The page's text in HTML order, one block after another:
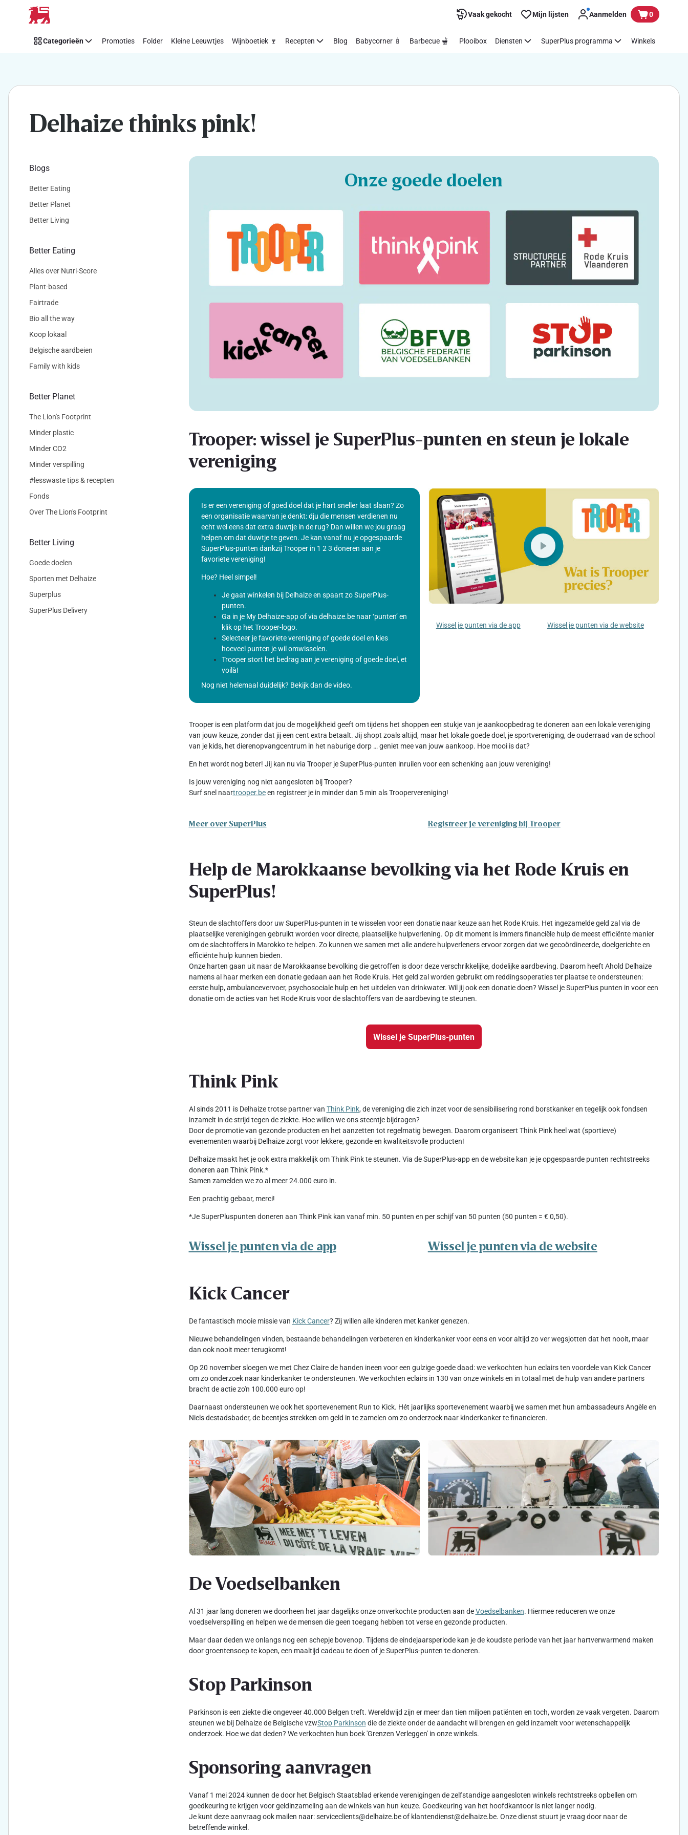
Overslaan
Makkelijk
Vaak gekocht Mijn lijsten Aanmelden 0
Categorieën Promoties Folder Kleine Leeuwtjes Wijnboetiek 🍷 Recepten Blog Babycorner 🍼 Barbecue 🫕 Plooibox Diensten SuperPlus programma Winkels
Delhaize thinks pink!
Blogs
Better Eating
Better Planet
Better Living
Better Eating
Alles over Nutri-Score
Plant-based
Fairtrade
Bio all the way
Koop lokaal
Belgische aardbeien
Family with kids
Better Planet
The Lion's Footprint
Minder plastic
Minder CO2
Minder verspilling
#lesswaste tips & recepten
Fonds
Over The Lion's Footprint
Better Living
Goede doelen
Sporten met Delhaize
Superplus
SuperPlus Delivery
Onze goede doelen
Trooper: wissel je SuperPlus-punten en steun je lokale
vereniging
Is er een vereniging of goed doel dat je hart sneller laat slaan? Zo
een organisatie waarvan je denkt: dju die mensen verdienen nu
echt wel eens dat extra duwtje in de rug? Dan willen we jou graag
helpen om dat duwtje te geven. Je kan vanaf nu je opgespaarde
SuperPlus-punten dankzij Trooper in 1 2 3 doneren aan je
favoriete vereniging!
Hoe? Heel simpel!
Je gaat winkelen bij Delhaize en spaart zo SuperPlus-
punten.
Ga in je My Delhaize-app of via delhaize.be naar ‘punten’ en
klik op het Trooper-logo.
Selecteer je favoriete vereniging of goede doel en kies
hoeveel punten je wil omwisselen.
Trooper stort het bedrag aan je vereniging of goede doel, et
voilà!
Nog niet helemaal duidelijk? Bekijk dan de video.
Wissel je punten via de app Wissel je punten via de website
Trooper is een platform dat jou de mogelijkheid geeft om tijdens het shoppen een stukje van je aankoopbedrag te doneren aan een lokale vereniging
van jouw keuze, zonder dat jij een cent extra betaalt. Jij shopt zoals altijd, maar het lokale goede doel, je sportvereniging, de ouderraad van de school
van je kids, het dierenopvangcentrum in het naburige dorp … geniet mee van jouw aankoop. Hoe mooi is dat?
En het wordt nog beter! Jij kan nu via Trooper je SuperPlus-punten inruilen voor een schenking aan jouw vereniging!
Is jouw vereniging nog niet aangesloten bij Trooper?
Surf snel naartrooper.been registreer je in minder dan 5 min als Troopervereniging!
Meer over SuperPlus Registreer je vereniging bij Trooper
Help de Marokkaanse bevolking via het Rode Kruis en
SuperPlus!
Steun de slachtoffers door uw SuperPlus-punten in te wisselen voor een donatie naar keuze aan het Rode Kruis. Het ingezamelde geld zal via de
plaatselijke verenigingen gebruikt worden voor directe, plaatselijke hulpverlening. Op dit moment is immers financiële hulp de meest efficiënte manier
om de slachtoffers in Marokko te helpen. Zo kunnen we samen met alle andere hulpverleners ervoor zorgen dat we gecoördineerde, doelgerichte en
efficiënte hulp kunnen bieden.
Onze harten gaan uit naar de Marokkaanse bevolking die getroffen is door deze verschrikkelijke, dodelijke aardbeving. Daarom heeft Ahold Delhaize
namens al haar merken een donatie gedaan aan het Rode Kruis. Het geld zal worden gebruikt om reddingsoperaties ter plaatse te ondersteunen:
eerste hulp, ambulancevervoer, psychosociale hulp en het uitdelen van drinkwater. Wil jij ook een donatie doen? Wissel je SuperPlus punten in voor een
donatie om de acties van het Rode Kruis voor de slachtoffers van de aardbeving te steunen.
Wissel je SuperPlus-punten
Think Pink
Al sinds 2011 is Delhaize trotse partner van Think Pink, de vereniging die zich inzet voor de sensibilisering rond borstkanker en tegelijk ook fondsen
inzamelt in de strijd tegen de ziekte. Hoe willen we ons steentje bijdragen?
Door de promotie van gezonde producten en het aanzetten tot regelmatig bewegen. Daarom organiseert Think Pink heel wat (sportieve)
evenementen waarbij Delhaize zorgt voor lekkere, gezonde en kwaliteitsvolle producten!
Delhaize maakt het je ook extra makkelijk om Think Pink te steunen. Via de SuperPlus-app en de website kan je je opgespaarde punten rechtstreeks
doneren aan Think Pink.*
Samen zamelden we zo al meer 24.000 euro in.
Een prachtig gebaar, merci!
*Je SuperPluspunten doneren aan Think Pink kan vanaf min. 50 punten en per schijf van 50 punten (50 punten = € 0,50).
Wissel je punten via de app Wissel je punten via de website
Kick Cancer
De fantastisch mooie missie van Kick Cancer? Zij willen alle kinderen met kanker genezen.
Nieuwe behandelingen vinden, bestaande behandelingen verbeteren en kinderkanker voor eens en voor altijd zo ver wegsjotten dat het nooit, maar
dan ook nooit meer terugkomt!
Op 20 november sloegen we met Chez Claire de handen ineen voor een gulzige goede daad: we verkochten hun eclairs ten voordele van Kick Cancer
om zo onderzoek naar kinderkanker te ondersteunen. We verkochten eclairs in 130 van onze winkels en in totaal met de hulp van andere partners
bracht de actie zo'n 100.000 euro op!
Daarnaast ondersteunen we ook het sportevenement Run to Kick. Hét jaarlijks sportevenement waarbij we samen met hun ambassadeurs Angèle en
Niels destadsbader, de beentjes strekken om geld in te zamelen om zo onderzoek naar kinderkanker te financieren.
De Voedselbanken
Al 31 jaar lang doneren we doorheen het jaar dagelijks onze onverkochte producten aan deVoedselbanken. Hiermee reduceren we onze
voedselverspilling en helpen we de mensen die geen toegang hebben tot verse en gezonde producten.
Maar daar deden we onlangs nog een schepje bovenop. Tijdens de eindejaarsperiode kan je de koudste periode van het jaar hartverwarmend maken
door groentensoep te kopen, een maaltijd cadeau te doen of je SuperPlus-punten te doneren.
Stop Parkinson
Parkinson is een ziekte die ongeveer 40.000 Belgen treft. Wereldwijd zijn er meer dan tien miljoen patiënten en toch, worden ze vaak vergeten. Daarom
steunen we bij Delhaize de Belgische vzwStop Parkinson die de ziekte onder de aandacht wil brengen en geld inzamelt voor wetenschappelijk
onderzoek. Hoe we dat deden? We verkochten hun boek 'Grenzen Verleggen' in onze winkels.
Sponsoring aanvragen
Vanaf 1 mei 2024 kunnen de door het Belgisch Staatsblad erkende verenigingen de zelfstandige aangesloten winkels rechtstreeks opbellen om
goedkeuring te krijgen voor geldinzameling aan de winkels van hun keuze. Goedkeuring van het hoofdkantoor is niet langer nodig.
Je kunt deze aanvraag ook mailen naar: serviceclients@delhaize.be of klantendienst@delhaize.be. Onze dienst stuurt je vraag door naar de
betreffende winkel.